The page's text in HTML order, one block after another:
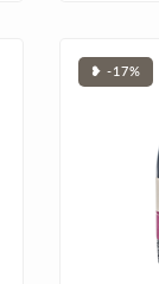
❥ -17%